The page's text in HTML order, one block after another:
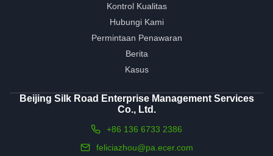
Kontrol Kualitas
Hubungi Kami
Permintaan Penawaran
Berita
Kasus
Beijing Silk Road Enterprise Management Services
Co., Ltd.
+86 136 6733 2386
feliciazhou@pa.ecer.com